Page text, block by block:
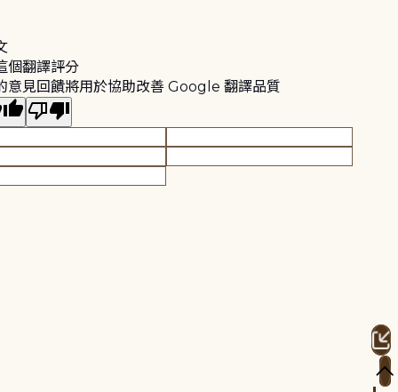
個翻譯評分
意見回饋將用於協助改善 Google 翻譯品質